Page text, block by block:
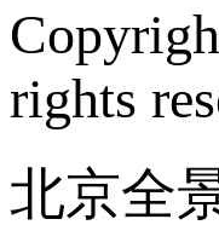
rights
北京全